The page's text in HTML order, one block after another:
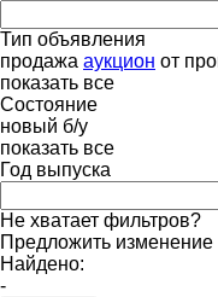
Тип объявления
продажа аукцион от
показать все
Состояние
новый б/у
показать все
Год выпуска
Не хватает фильтров?
Предложить изменение
Найдено:
-